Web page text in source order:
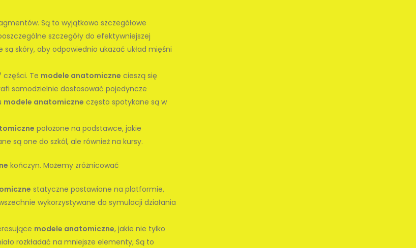
Są to wyjątkowo szczegółowe
szczegóły do efektywniejszej
są skóry, aby odpowiednio ukazać układ mięśni
części. Te modele anatomiczne cieszą się
samodzielnie dostosować pojedyncze
modele anatomiczne często spotykane są w
położone na podstawce, jakie
są one do szkól, ale również na kursy.
kończyn. Możemy zróżnicować
statyczne postawione na platformie,
wykorzystywane do symulacji działania
modele anatomiczne, jakie nie tylko
rozkładać na mniejsze elementy, Są to